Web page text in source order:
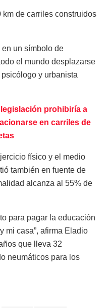
de carriles construidos
un símbolo de
el mundo desplazarse
y urbanista
prohibiría a
en carriles de
físico y el medio
también en fuente de
alcanza al 55% de
para pagar la educación
mi casa”, afirma Eladio
que lleva 32
neumáticos para los